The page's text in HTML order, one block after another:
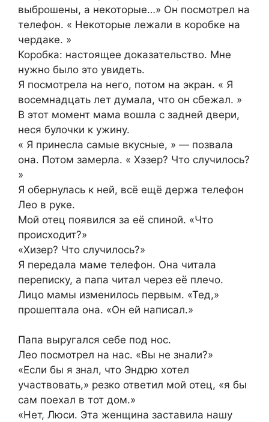
выброшены, а некоторые…» Он посмотрел на
телефон. « Некоторые лежали в коробке на
чердаке. »
Коробка: настоящее доказательство. Мне
нужно было это увидеть.
Я посмотрела на него, потом на экран. « Я
восемнадцать лет думала, что он сбежал. »
В этот момент мама вошла с задней двери,
неся булочки к ужину.
« Я принесла самые вкусные, » — позвала
она. Потом замерла. « Хэзер? Что случилось?
»
Я обернулась к ней, всё ещё держа телефон
Лео в руке.
Мой отец появился за её спиной. «Что
происходит?»
«Хизер? Что случилось?»
Я передала маме телефон. Она читала
переписку, а папа читал через её плечо.
Лицо мамы изменилось первым. «Тед,»
прошептала она. «Он ей написал.»
Папа выругался себе под нос.
Лео посмотрел на нас. «Вы не знали?»
«Если бы я знал, что Эндрю хотел
участвовать,» резко ответил мой отец, «я бы
сам поехал в тот дом.»
«Нет, Люси. Эта женщина заставила нашу